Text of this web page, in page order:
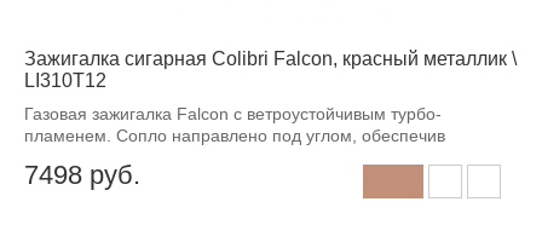
Зажигалка сигарная Colibri Falcon, красный металлик \
LI310T12
Газовая зажигалка Falcon с ветроустойчивым турбо-
пламенем. Сопло направлено под углом, обеспечив
7498 руб.